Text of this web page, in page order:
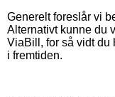
Generelt foreslår vi
Alternativt kunne du
ViaBill, for så vidt du
i fremtiden.